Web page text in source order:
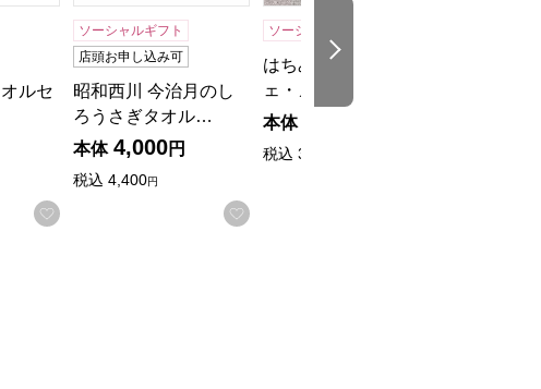
る
ルセ
お気に入りに登録する
ソーシャルギフト
店頭お申し込み可
昭和西川 今治月のし
ろうさぎタオル…
本体 4,000円
税込 4,400円
お気に入りに登録する
ソーシャルギフト
はちみつフィナンシ
ェ・メープルラス…
本体
税込 3,240
次の商品